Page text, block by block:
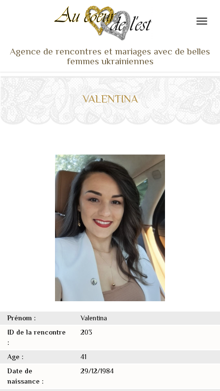
Agence de rencontres et mariages avec de belles
femmes ukrainiennes
NOS ADHÉRENTES
ACTUS
COACHING RENCONTRE
NOTRE DIFFÉRENCE
CONTACT
VALENTINA
Prénom :
Valentina
ID de la rencontre
:
203
Age :
41
Date de
naissance :
29/12/1984